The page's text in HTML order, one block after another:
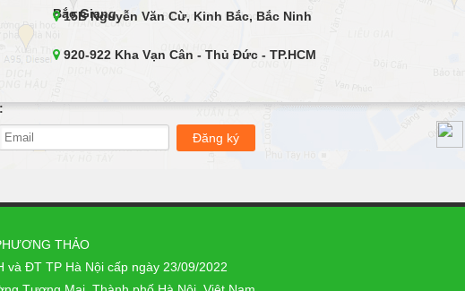
Bắc Giang
15B Nguyễn Văn Cừ, Kinh Bắc, Bắc Ninh
920-922 Kha Vạn Cân - Thủ Đức - TP.HCM
252R Minh Khai, Hai Bà Trưng, Hà Nội
127 Phạm Văn Đồng, Cầu Giấy, Hà Nội
665 Đ. Nguyễn Văn Cừ, Ngọc Lâm, Long Biên, Hà
Nội195 Bà Hom, Phường 13, Quận 6, TP.HCM
THẢO
và ĐT TP Hà Nội cấp ngày 23/09/2022